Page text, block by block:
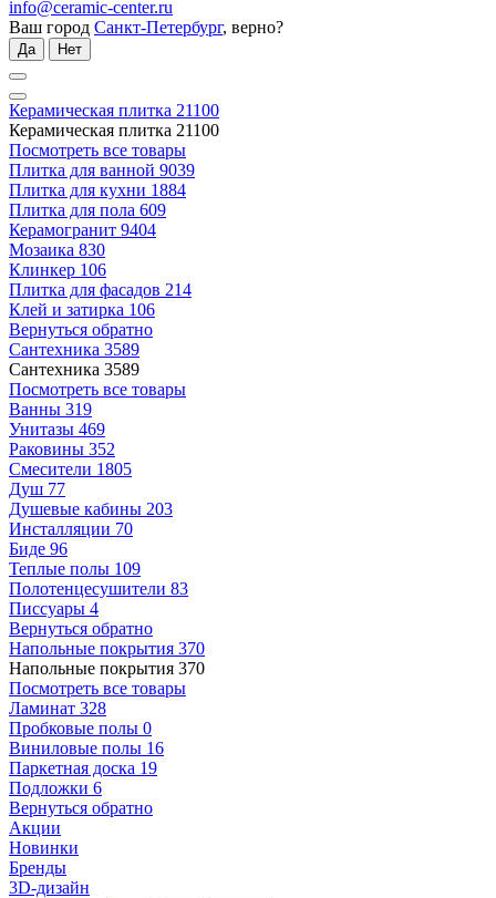
info@ceramic-center.ru
Ваш город Санкт-Петербург, верно?
Да Нет
Керамическая плитка 21100
Керамическая плитка 21100
Посмотреть все товары
Плитка для ванной 9039
Плитка для кухни 1884
Плитка для пола 609
Керамогранит 9404
Мозаика 830
Клинкер 106
Плитка для фасадов 214
Клей и затирка 106
Вернуться обратно
Сантехника 3589
Сантехника 3589
Посмотреть все товары
Ванны 319
Унитазы 469
Раковины 352
Смесители 1805
Душ 77
Душевые кабины 203
Инсталляции 70
Биде 96
Теплые полы 109
Полотенцесушители 83
Писсуары 4
Вернуться обратно
Напольные покрытия 370
Напольные покрытия 370
Посмотреть все товары
Ламинат 328
Пробковые полы 0
Виниловые полы 16
Паркетная доска 19
Подложки 6
Вернуться обратно
Акции
Новинки
Бренды
3D-дизайн